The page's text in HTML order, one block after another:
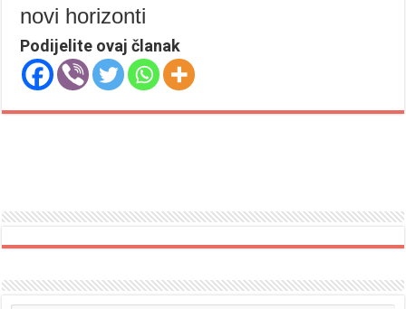
novi horizonti
Podijelite ovaj članak